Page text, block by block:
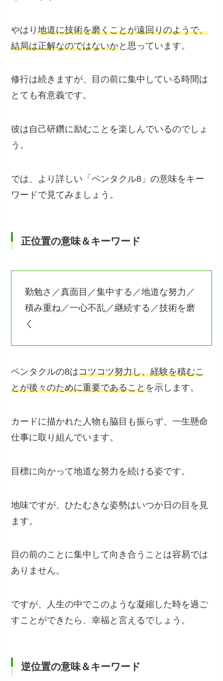
やはり地道に技術を磨くことが遠回りのようで、
結局は正解なのではないかと思っています。
修行は続きますが、目の前に集中している時間は
とても有意義です。
彼は自己研鑽に励むことを楽しんでいるのでしょ
う。
では、より詳しい「ペンタクル8」の意味をキー
ワードで見てみましょう。
正位置の意味＆キーワード
勤勉さ／真面目／集中する／地道な努力／
積み重ね／一心不乱／継続する／技術を磨
く
ペンタクルの8はコツコツ努力し、経験を積むこ
とが後々のために重要であることを示します。
カードに描かれた人物も脇目も振らず、一生懸命
仕事に取り組んでいます。
目標に向かって地道な努力を続ける姿です。
地味ですが、ひたむきな姿勢はいつか日の目を見
ます。
目の前のことに集中して向き合うことは容易では
ありません。
ですが、人生の中でこのような凝縮した時を過ご
すことができたら、幸福と言えるでしょう。
逆位置の意味＆キーワード